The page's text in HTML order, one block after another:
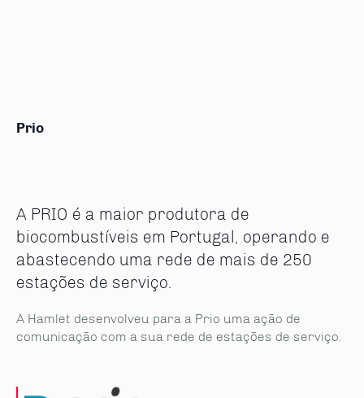
Prio
A PRIO é a maior produtora de
biocombustíveis em Portugal, operando e
abastecendo uma rede de mais de 250
estações de serviço.
A Hamlet desenvolveu para a Prio uma ação de
comunicação com a sua rede de estações de serviço.